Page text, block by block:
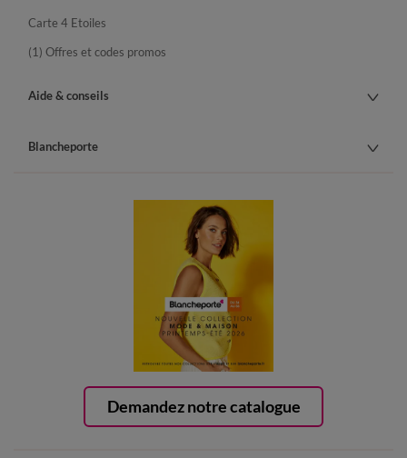
Demandez notre catalogue
Carte 4 Etoiles
(1) Offres et codes promos
Aide & conseils
Blancheporte